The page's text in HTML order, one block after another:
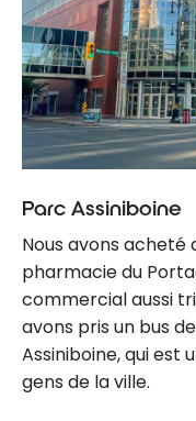
Parc Assiniboine
Nous avons acheté
pharmacie du
commercial aussi
avons pris un bus
Assiniboine, qui est
gens de la ville.